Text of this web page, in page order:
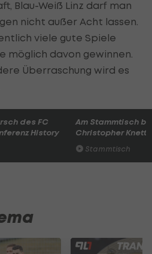
Blau-Weiß Linz darf man
nicht außer Acht lassen.
viele gute Spiele
möglich davon gewinnen.
Überraschung wird es
des FC
History
Am Stammtisch
Christopher Knett
Stammtisch